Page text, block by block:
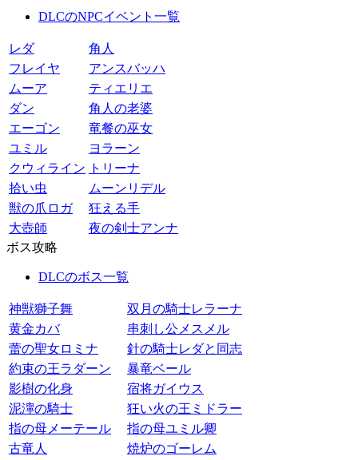
DLCのNPCイベント一覧
レダ
角人
フレイヤ
アンスバッハ
ムーア
ティエリエ
ダン
角人の老婆
エーゴン
竜餐の巫女
ユミル
ヨラーン
クウィライン
トリーナ
拾い虫
ムーンリデル
獣の爪ロガ
狂える手
大壺師
夜の剣士アンナ
ボス攻略
DLCのボス一覧
神獣獅子舞
双月の騎士レラーナ
黄金カバ
串刺し公メスメル
蕾の聖女ロミナ
針の騎士レダと同志
約束の王ラダーン
暴竜ベール
影樹の化身
宿将ガイウス
泥濘の騎士
狂い火の王ミドラー
指の母メーテール
指の母ユミル卿
古竜人
焼炉のゴーレム